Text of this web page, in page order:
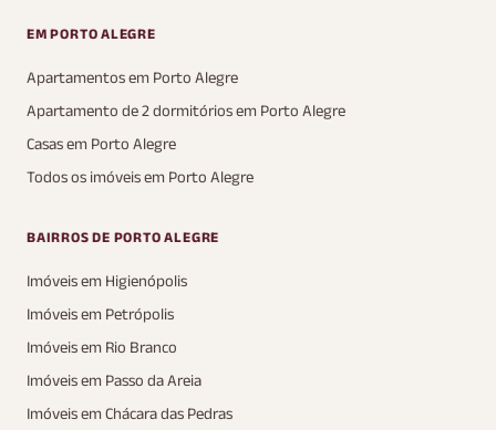
EM PORTO ALEGRE
Apartamentos em Porto Alegre
Apartamento de 2 dormitórios em Porto Alegre
Casas em Porto Alegre
Todos os imóveis em Porto Alegre
BAIRROS DE PORTO ALEGRE
Imóveis em Higienópolis
Imóveis em Petrópolis
Imóveis em Rio Branco
Imóveis em Passo da Areia
Imóveis em Chácara das Pedras